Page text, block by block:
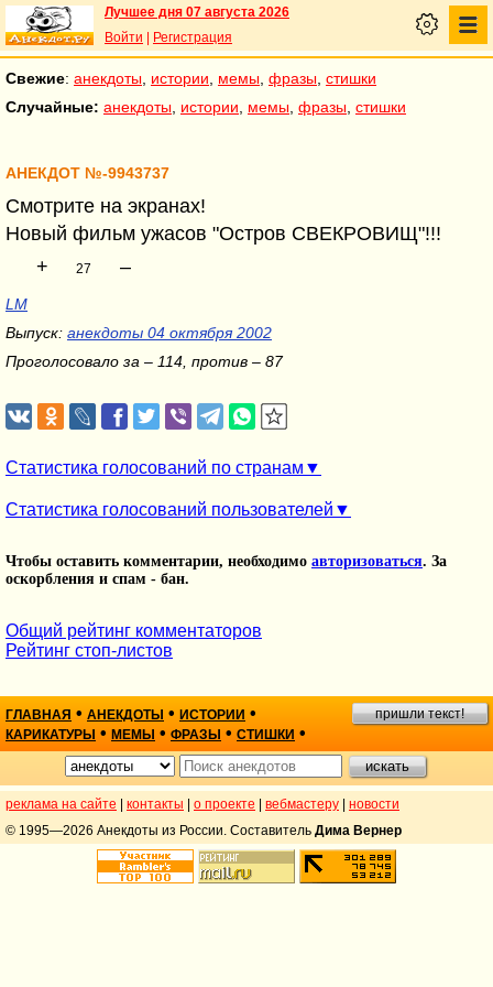
Лучшее дня 07 августа 2026
Войти
Регистрация
Свежие: анекдоты истории мемы фразы стишки
Случайные: анекдоты истории мемы фразы стишки
АНЕКДОТ №-9943737
Смотрите на экранах!
Новый фильм ужасов "Остров СВЕКРОВИЩ"!!!
+
27 –
LM
Выпуск: анекдоты 04 октября 2002
Проголосовало за – 114, против – 87
Статистика голосований по странам
Статистика голосований пользователей
Чтобы оставить комментарии, необходимо авторизоваться. За
оскорбления и спам - бан.
Общий рейтинг комментаторов
Рейтинг стоп-листов
ГЛАВНАЯ • АНЕКДОТЫ • ИСТОРИИ •
КАРИКАТУРЫ • МЕМЫ • ФРАЗЫ • СТИШКИ •
пришли текст!
реклама на сайте контакты о проекте вебмастеру
новости
© 1995—2026 Анекдоты из России. Составитель Дима Вернер